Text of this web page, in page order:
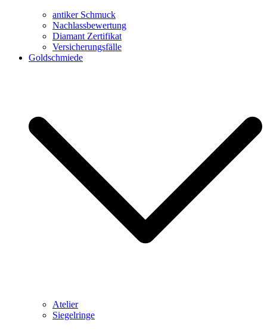
antiker Schmuck
Nachlassbewertung
Diamant Zertifikat
Versicherungsfälle
Goldschmiede
Atelier
Siegelringe